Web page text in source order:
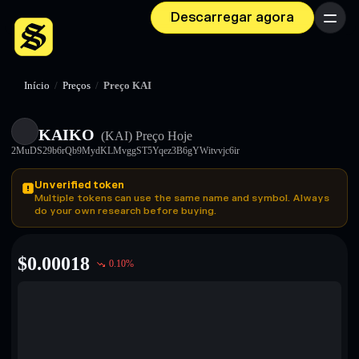
Descarregar agora Menu
Início / Preços / Preço KAI
KAIKO (KAI) Preço Hoje
2MuDS29b6rQb9MydKLMvggST5Yqez3B6gYWitvvjc6ir
Unverified token
Multiple tokens can use the same name and symbol. Always
do your own research before buying.
$0.00018 0.10%